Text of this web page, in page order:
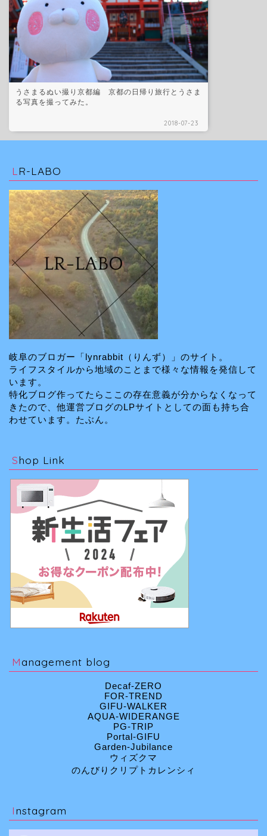
うさまるぬい撮り京都編 京都の日帰り旅行とうさま
る写真を撮ってみた。
2018-07-23
LR-LABO
岐阜のブロガー「lynrabbit（りんず）」のサイト。
ライフスタイルから地域のことまで様々な情報を発信して
います。
特化ブログ作ってたらここの存在意義が分からなくなって
きたので、他運営ブログのLPサイトとしての面も持ち合
わせています。たぶん。
Shop Link
Management blog
Decaf-ZERO
FOR-TREND
GIFU-WALKER
AQUA-WIDERANGE
PG-TRIP
Portal-GIFU
Garden-Jubilance
ウィズクマ
のんびりクリプトカレンシィ
Instagram